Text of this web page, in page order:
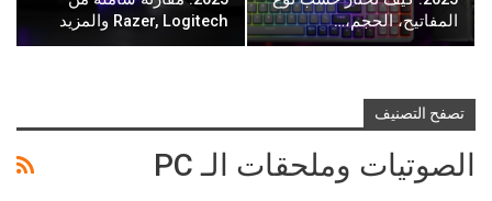
المفاتيح، الحجم،…
Razer, Logitech والمزيد
تصفح التصنيف
الصوتيات وملحقات الـ PC